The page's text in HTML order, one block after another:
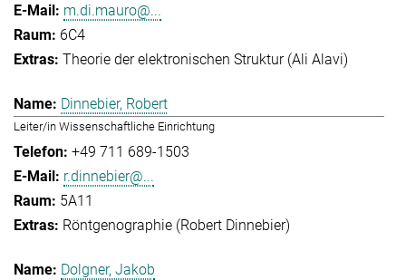
m.di.mauro@...
6C4
Theorie der elektronischen Struktur (Ali Alavi)
Dinnebier, Robert
Leiter/in Wissenschaftliche Einrichtung
+49 711 689-1503
r.dinnebier@...
5A11
Röntgenographie (Robert Dinnebier)
Dolgner, Jakob